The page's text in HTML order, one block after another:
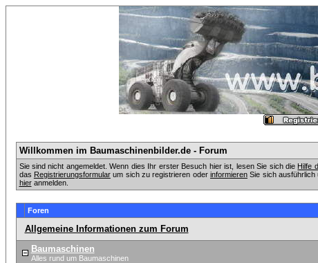
Willkommen im Baumaschinenbilder.de - Forum
Sie sind nicht angemeldet. Wenn dies Ihr erster Besuch hier ist, lesen Sie sich die Hilfe
das Registrierungsformularum sich zu registrieren oder informierenSie sich ausführlich
hieranmelden.
Foren
Allgemeine Informationen zum Forum
Baumaschinen
Alles rund um Baumaschinen